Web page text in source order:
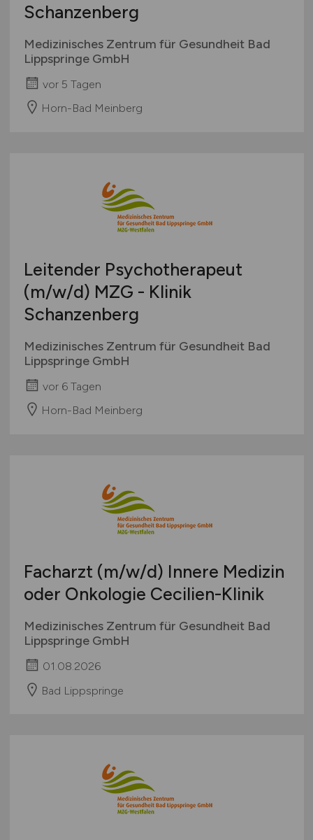
Schanzenberg
Medizinisches Zentrum für Gesundheit Bad
Lippspringe GmbH
vor 5 Tagen
Horn-Bad Meinberg
Leitender Psychotherapeut
(m/w/d) MZG - Klinik
Schanzenberg
Medizinisches Zentrum für Gesundheit Bad
Lippspringe GmbH
vor 6 Tagen
Horn-Bad Meinberg
Facharzt (m/w/d) Innere Medizin
oder Onkologie Cecilien-Klinik
Medizinisches Zentrum für Gesundheit Bad
Lippspringe GmbH
01.08.2026
Bad Lippspringe